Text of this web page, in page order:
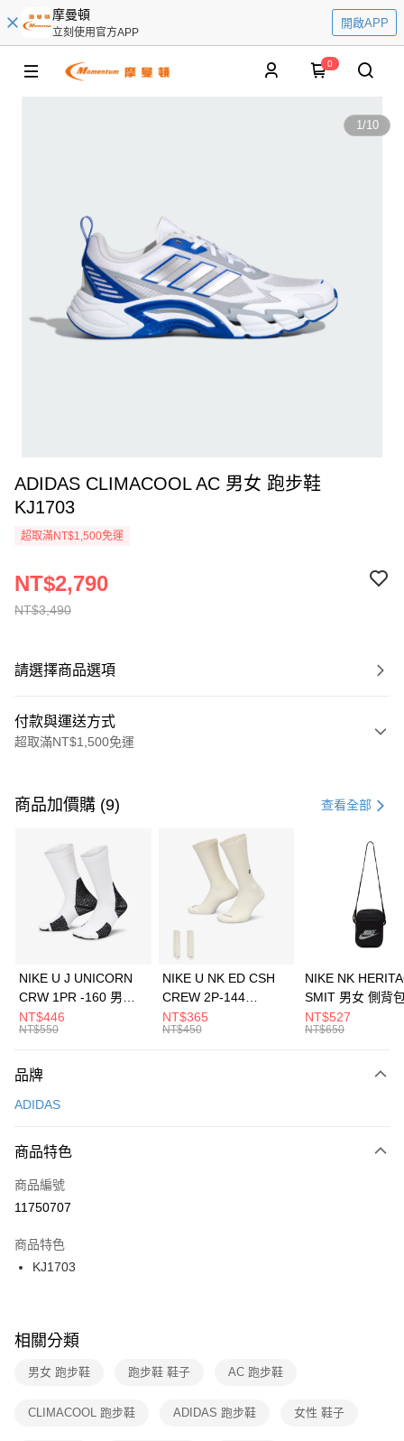
摩曼頓
立刻使用官方APP
開啟APP
0
1/10
ADIDAS CLIMACOOL AC 男女 跑步鞋
KJ1703
超取滿NT$1,500免運
NT$3,490
NT$2,790
請選擇商品選項
付款與運送方式
超取滿NT$1,500免運
信用卡一次付款
3 期 0 利率 每期 21家銀行
合作金庫商業銀行
第一商業銀行
華南商業銀行
彰化商業銀行
上海商業儲蓄銀行
元大商業銀行
台灣樂天信用卡公司
Apple Pay
全盈+PAY
AFTEE先享後付
【關於「AFTEE先享後付」】
便利好安心！
３．安心：先確認商品／服務後，再付款。
【「AFTEE先享後付」結帳流程】
１．於結帳方式選擇「AFTEE先享後付」後，將跳轉至「AFTEE先享後付」
２．訂單成立數日內，您將收到繳費通知簡訊。
３．收到繳費通知簡訊後14天內，點擊此簡訊中的連結，可透過四大超商／
ATM／網路銀行／等多元方式進行付款，方視為交易完成。
※ 交易是否成功請以「AFTEE先享後付 」之結帳頁面顯示為準，若有關於
是否繳費成功／繳費後需取消欲退款等相關疑問，請聯繫「AFTEE先享後付
客戶支援中心」
https://netprotections.freshdesk.com/support/home
１．透過由恩沛科技股份有限公司提供之「AFTEE先享後付」服務完成之交
運送方式
每筆NT$100，滿NT$1,500(含以上)免運費
宅配
每筆NT$100，滿NT$1,500(含以上)免運費
付款後門市自取
每筆NT$100，滿NT$1,500(含以上)免運費
商品加價購 (9) 查看全部
NIKE U J UNICORN
CRW 1PR -160 男女
中統襪 FZ3393100
NT$446
NT$550
NIKE U NK ED CSH
CREW 2P-144
EMBRDY 男女 短統襪
FZ3073133
NT$365
NT$450
NIKE NK
SMIT 男女 側背
BA5871010
NT$527
NT$650
品牌
ADIDAS
商品特色
商品編號
11750707
商品特色
KJ1703
相關分類
男女 跑步鞋 跑步鞋 鞋子 AC 跑步鞋
CLIMACOOL 跑步鞋 ADIDAS 跑步鞋 女性 鞋子